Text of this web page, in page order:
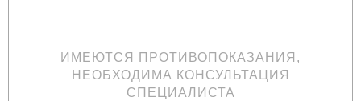
ИМЕЮТСЯ ПРОТИВОПОКАЗАНИЯ,
НЕОБХОДИМА КОНСУЛЬТАЦИЯ
СПЕЦИАЛИСТА